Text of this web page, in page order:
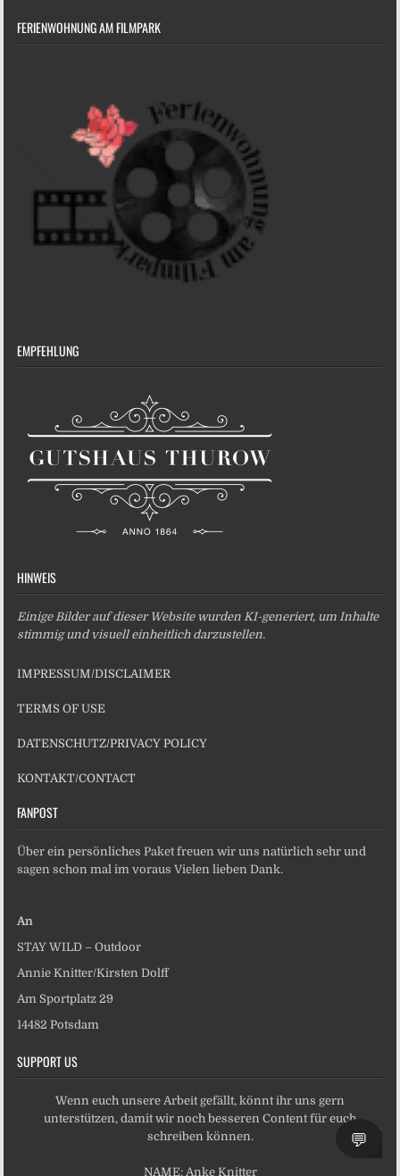
💬
FERIENWOHNUNG AM FILMPARK
EMPFEHLUNG
HINWEIS
Einige Bilder auf dieser Website wurden KI-generiert, um Inhalte
stimmig und visuell einheitlich darzustellen.
IMPRESSUM/DISCLAIMER
TERMS OF USE
DATENSCHUTZ/PRIVACY POLICY
KONTAKT/CONTACT
FANPOST
Über ein persönliches Paket freuen wir uns natürlich sehr und
sagen schon mal im voraus Vielen lieben Dank.
An
STAY WILD – Outdoor
Annie Knitter/Kirsten Dolff
Am Sportplatz 29
14482 Potsdam
SUPPORT US
Wenn euch unsere Arbeit gefällt, könnt ihr uns gern
unterstützen, damit wir noch besseren Content für euch
schreiben können.
NAME: Anke Knitter